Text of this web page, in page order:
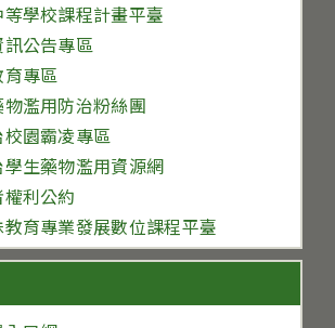
學校課程計畫平臺
公告專區
專區
濫用防治粉絲團
園霸凌專區
生藥物濫用資源網
利公約
育專業發展數位課程平臺